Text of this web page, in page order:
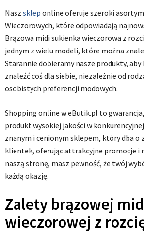
Nasz sklep online oferuje szeroki
Wieczorowych, które odpowiadają
Brązowa midi sukienka wieczorowa z
jednym z wielu modeli, które można
Starannie dobieramy nasze produkty, aby
znaleźć coś dla siebie, niezależnie od
osobistych preferencji modowych.
Shopping online w eButik.pl to
produkt wysokiej jakości w
znanym i cenionym sklepem, który dba o
klientek, oferując attrakcyjne promocje i
naszą stronę, masz pewność, że twój
każdą okazję.
Zalety brązowej
wieczorowej z